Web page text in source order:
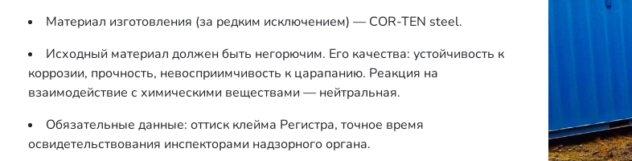
Материал изготовления (за редким исключением) — COR-TEN steel.
Исходный материал должен быть негорючим. Его качества: устойчивость к
коррозии, прочность, невосприимчивость к царапанию. Реакция на
взаимодействие с химическими веществами — нейтральная.
Обязательные данные: оттиск клейма Регистра, точное время
освидетельствования инспекторами надзорного органа.